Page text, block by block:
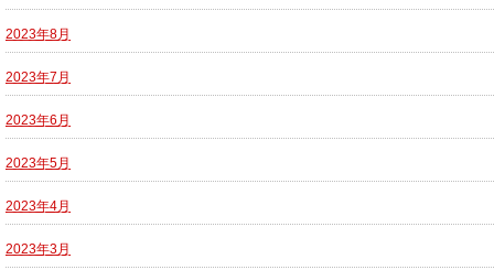
2023年8月
2023年7月
2023年6月
2023年5月
2023年4月
2023年3月